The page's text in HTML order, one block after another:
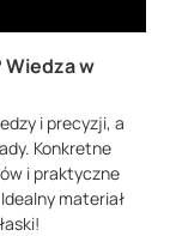
Wiedza w
i precyzji, a
Konkretne
i praktyczne
materiał